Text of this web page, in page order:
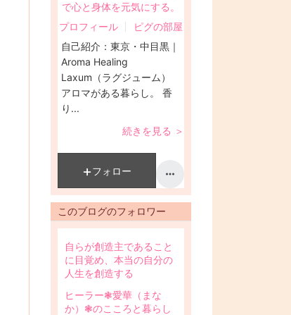
で心と身体を元気にする。
プロフィール
ピグの部屋
自己紹介： 東京・中目黒｜
Aroma Healing
Laxum（ラグジューム）
アロマがある暮らし。 香
り...
続きを見る ＞
フォロー
このブログのフォロワー
自らが創造主であること
に目覚め、本当の自分の
人生を創造する
ヒーラー❃愛華（まな
か）❃のこころと暮らし